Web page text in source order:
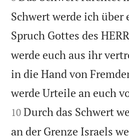
Schwert werde ich über
Spruch Gottes des
werde euch aus ihr
in die Hand von
werde Urteile an euch
10 Durch das Schwert
an der Grenze Israels